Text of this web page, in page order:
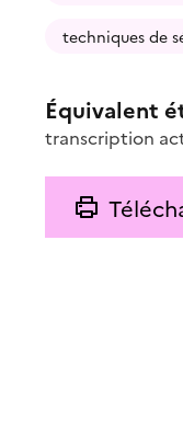
techniques de
Équivalent
transcription